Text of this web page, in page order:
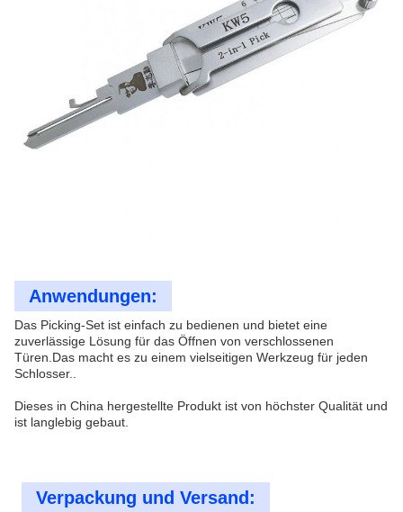
Anwendungen:
Das Picking-Set ist einfach zu bedienen und bietet eine
zuverlässige Lösung für das Öffnen von verschlossenen
Türen.Das macht es zu einem vielseitigen Werkzeug für jeden
Schlosser..
Dieses in China hergestellte Produkt ist von höchster Qualität und
ist langlebig gebaut.
Verpackung und Versand: